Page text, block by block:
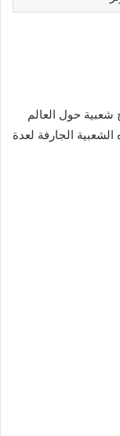
حول العالم
هذه الشعبية الجارفة لعدة